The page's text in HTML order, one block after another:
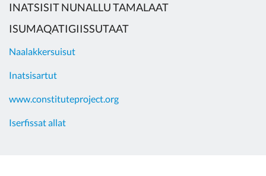
INATSISIT NUNALLU TAMALAAT
ISUMAQATIGIISSUTAAT
Naalakkersuisut
Inatsisartut
www.constituteproject.org
Iserfissat allat